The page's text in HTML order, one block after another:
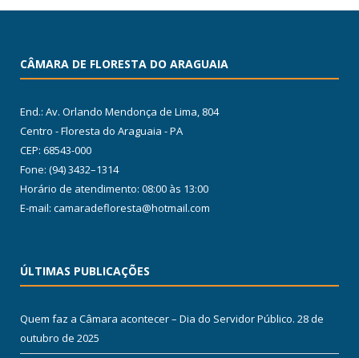
CÂMARA DE FLORESTA DO ARAGUAIA
End.: Av. Orlando Mendonça de Lima, 804
Centro - Floresta do Araguaia - PA
CEP: 68543-000
Fone: (94) 3432–1314
Horário de atendimento: 08:00 às 13:00
E-mail: camaradefloresta@hotmail.com
ÚLTIMAS PUBLICAÇÕES
Quem faz a Câmara acontecer – Dia do Servidor Público. 28 de
outubro de 2025